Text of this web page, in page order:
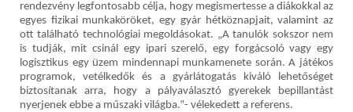
rendezvény legfontosabb célja, hogy megismertesse a diákokkal az
egyes fizikai munkaköröket, egy gyár hétköznapjait, valamint az
ott található technológiai megoldásokat. „A tanulók sokszor nem
is tudják, mit csinál egy ipari szerelő, egy forgácsoló vagy egy
logisztikus egy üzem mindennapi munkamenete során. A játékos
programok, vetélkedők és a gyárlátogatás kiváló lehetőséget
biztosítanak arra, hogy a pályaválasztó gyerekek bepillantást
nyerjenek ebbe a műszaki világba.”- vélekedett a referens.